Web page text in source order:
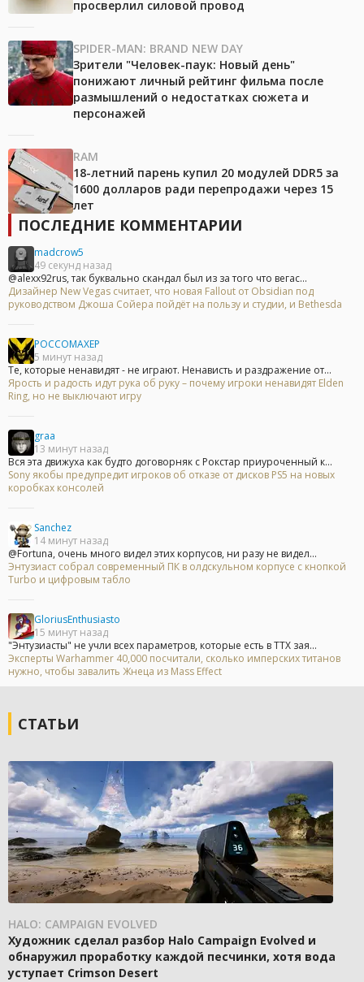
просверлил силовой провод
SPIDER-MAN: BRAND NEW DAY
Зрители "Человек-паук: Новый день"
понижают личный рейтинг фильма после
размышлений о недостатках сюжета и
персонажей
RAM
18-летний парень купил 20 модулей DDR5 за
1600 долларов ради перепродажи через 15
лет
ПОСЛЕДНИЕ КОММЕНТАРИИ
madcrow5
49 секунд назад
@alexx92rus, так буквально скандал был из за того что вегас...
Дизайнер New Vegas считает, что новая Fallout от Obsidian под
руководством Джоша Сойера пойдёт на пользу и студии, и Bethesda
POCCOMAXEP
5 минут назад
Те, которые ненавидят - не играют. Ненависть и раздражение от...
Ярость и радость идут рука об руку – почему игроки ненавидят Elden
Ring, но не выключают игру
graa
13 минут назад
Вся эта движуха как будто договорняк с Рокстар приуроченный к...
Sony якобы предупредит игроков об отказе от дисков PS5 на новых
коробках консолей
Sanchez
14 минут назад
@Fortuna, очень много видел этих корпусов, ни разу не видел...
Энтузиаст собрал современный ПК в олдскульном корпусе с кнопкой
Turbo и цифровым табло
GloriusEnthusiasto
15 минут назад
"Энтузиасты" не учли всех параметров, которые есть в ТТХ зая...
Эксперты Warhammer 40,000 посчитали, сколько имперских титанов
нужно, чтобы завалить Жнеца из Mass Effect
СТАТЬИ
HALO: CAMPAIGN EVOLVED
Художник сделал разбор Halo Campaign Evolved и
обнаружил проработку каждой песчинки, хотя вода
уступает Crimson Desert